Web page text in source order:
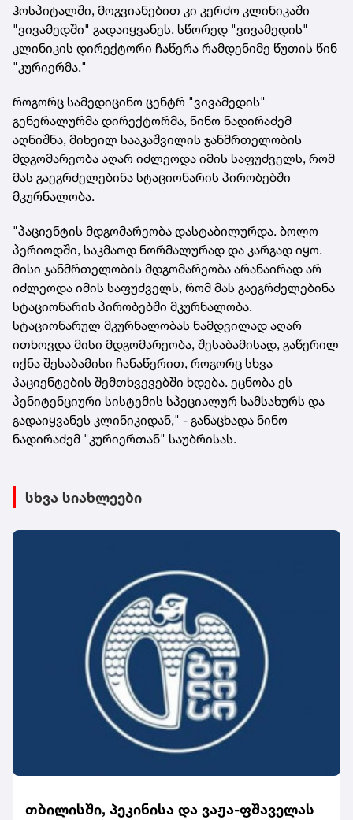
ჰოსპიტალში, მოგვიანებით კი კერძო კლინიკაში
"ვივამედში" გადაიყვანეს. სწორედ "ვივამედის"
კლინიკის დირექტორი ჩაწერა რამდენიმე წუთის წინ
"კურიერმა."
როგორც სამედიცინო ცენტრ "ვივამედის"
გენერალურმა დირექტორმა, ნინო ნადირაძემ
აღნიშნა, მიხეილ სააკაშვილის ჯანმრთელობის
მდგომარეობა აღარ იძლეოდა იმის საფუძველს, რომ
მას გაეგრძელებინა სტაციონარის პირობებში
მკურნალობა.
"პაციენტის მდგომარეობა დასტაბილურდა. ბოლო
პერიოდში, საკმაოდ ნორმალურად და კარგად იყო.
მისი ჯანმრთელობის მდგომარეობა არანაირად არ
იძლეოდა იმის საფუძველს, რომ მას გაეგრძელებინა
სტაციონარის პირობებში მკურნალობა.
სტაციონარულ მკურნალობას ნამდვილად აღარ
ითხოვდა მისი მდგომარეობა, შესაბამისად, გაწერილ
იქნა შესაბამისი ჩანაწერით, როგორც სხვა
პაციენტების შემთხვევებში ხდება. ეცნობა ეს
პენიტენციური სისტემის სპეციალურ სამსახურს და
გადაიყვანეს კლინიკიდან," - განაცხადა ნინო
ნადირაძემ "კურიერთან" საუბრისას.
სხვა სიახლეები
თბილისში, პეკინისა და ვაჟა-ფშაველას